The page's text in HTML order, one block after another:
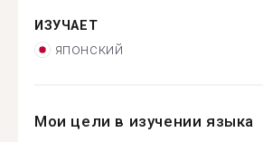
ИЗУЧАЕТ
японский
Мои цели в изучении языка